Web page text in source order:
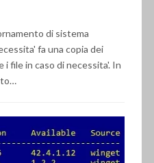
di sistema
fa una copia dei
file in caso di necessita'. In